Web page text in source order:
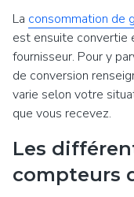
La consommation de
est ensuite convertie
fournisseur. Pour y
de conversion
varie selon votre
que vous recevez.
Les
compteurs